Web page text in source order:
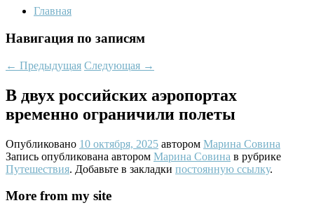
Главная
Навигация по записям
← Предыдущая Следующая →
В двух российских аэропортах
временно ограничили полеты
Опубликовано 10 октября, 2025 автором Марина Совина
Запись опубликована автором Марина Совина в рубрике
Путешествия. Добавьте в закладки постоянную ссылку.
More from my site